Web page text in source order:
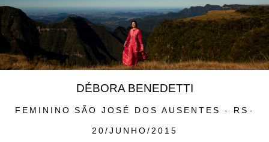
FEMININO SÃO JOSÉ DOS AUSENTES - RS
20/JUNHO/2015
DÉBORA BENEDETTI